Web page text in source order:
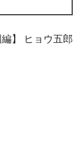
】 ヒョウ五郎